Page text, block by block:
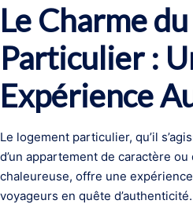
Le Charme
Particulier :
Expérience
Le logement particulier, qu’il
d’un appartement de caractère ou
chaleureuse, offre une
voyageurs en quête